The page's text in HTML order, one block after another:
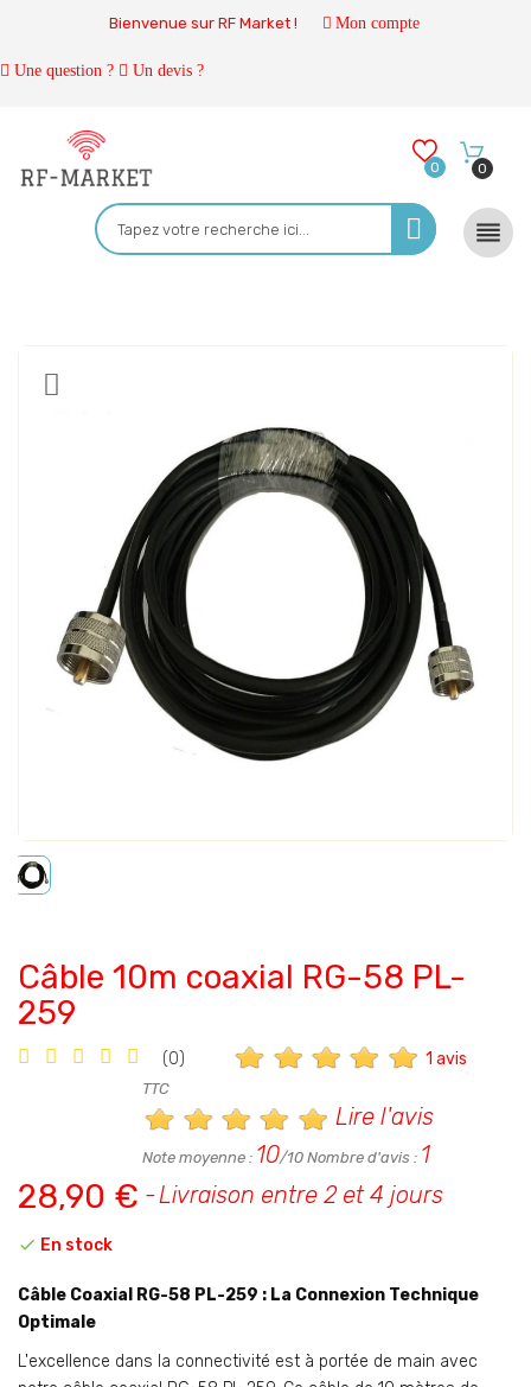
Bienvenue sur RF Market ! Mon compte
Une question ? Un devis ?
0 0

Câble 10m coaxial RG-58 PL-
259
(0) 1 avis
28,90 €
TTC
Lire l'avis
Note moyenne : 10/10 Nombre d'avis : 1
Livraison entre 2 et 4 jours
 En stock
Câble Coaxial RG-58 PL-259 : La Connexion Technique
Optimale
L'excellence dans la connectivité est à portée de main avec